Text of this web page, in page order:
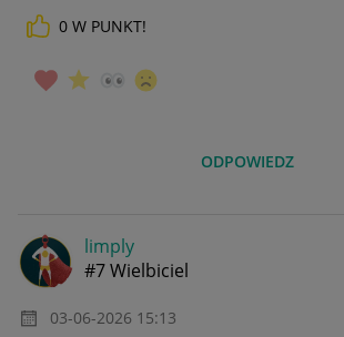
0 W PUNKT!
ODPOWIEDZ
limply
#7 Wielbiciel
‎03-06-2026 15:13